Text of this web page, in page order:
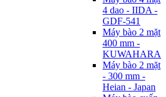
4 dao - IIDA -
GDF-541
Máy bào 2 mặt
400 mm -
KUWAHARA
Máy bào 2 mặt
- 300 mm -
Heian - Japan